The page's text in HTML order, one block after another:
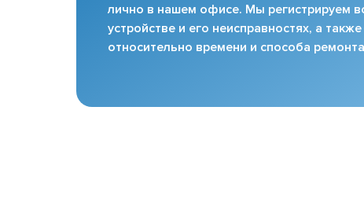
лично в нашем офисе. Мы регистрируем
устройстве и его неисправностях, а
относительно времени и способа